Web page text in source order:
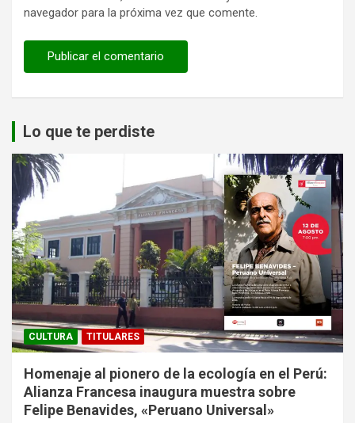
navegador para la próxima vez que comente.
Lo que te perdiste
CULTURA TITULARES
Homenaje al pionero de la ecología en el Perú:
Alianza Francesa inaugura muestra sobre
Felipe Benavides, «Peruano Universal»